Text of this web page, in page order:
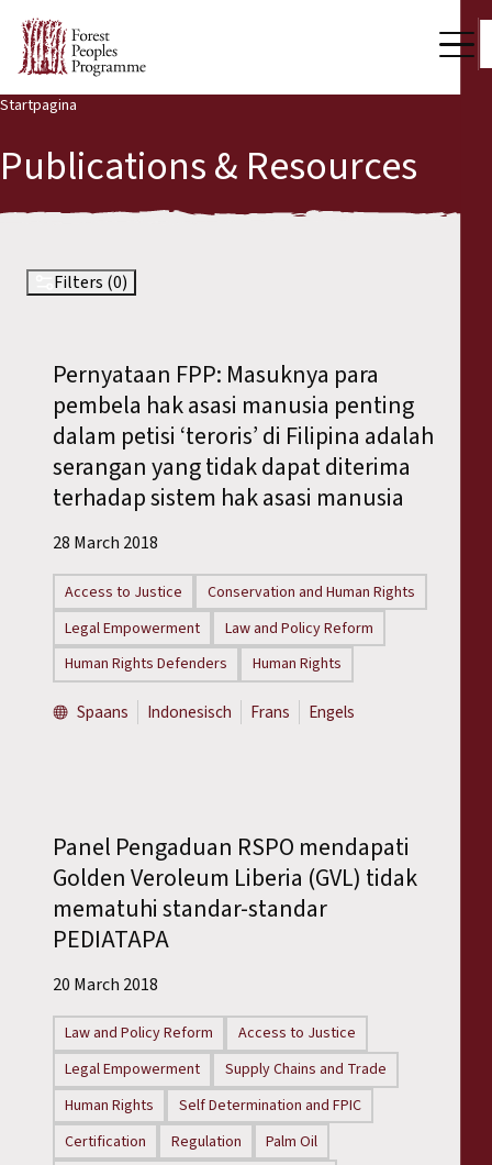
Who we are
Press Room
Support Us
Our Work
Community Voices
Partners & Countries
Latest News
Publications & Resources
News
Reports
Training Materials
Briefing Papers
Annual Reports
Startpagina
Publications & Resources
Filters (0)
Pernyataan FPP: Masuknya para
pembela hak asasi manusia penting
dalam petisi ‘teroris’ di Filipina adalah
serangan yang tidak dapat diterima
terhadap sistem hak asasi manusia
28 March 2018
Access to Justice
Conservation and Human Rights
Legal Empowerment
Law and Policy Reform
Human Rights Defenders
Human Rights
Spaans Indonesisch Frans Engels
Panel Pengaduan RSPO mendapati
Golden Veroleum Liberia (GVL) tidak
mematuhi standar-standar
PEDIATAPA
20 March 2018
Law and Policy Reform
Access to Justice
Legal Empowerment
Supply Chains and Trade
Human Rights
Self Determination and FPIC
Certification
Regulation
Palm Oil